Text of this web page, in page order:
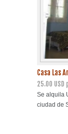
Casa Las
25.00 USD
Se alquila
ciudad de